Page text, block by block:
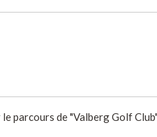
parcours de "Valberg Golf